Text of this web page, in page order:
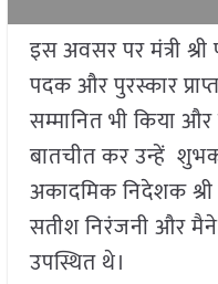
इस अवसर पर मंत्री
पदक और पुरस्कार
सम्मानित भी किया और
बातचीत कर उन्हें
अकादमिक निदेशक श्री
सतीश निरंजनी और
उपस्थित थे।